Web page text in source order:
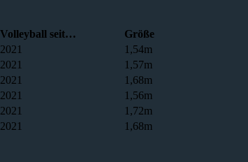
Volleyball seit…
Größe
2021
1,54m
2021
1,57m
2021
1,68m
2021
1,56m
2021
1,72m
2021 1,68m